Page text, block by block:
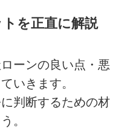
を正直に解説
ーンの良い点・悪
いきます。
判断するための材
。